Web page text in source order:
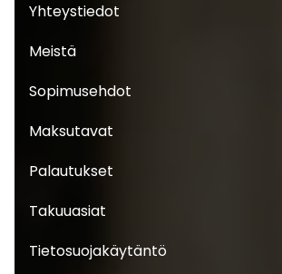
Yhteystiedot
Meistä
Sopimusehdot
Maksutavat
Palautukset
Takuuasiat
Tietosuojakäytäntö